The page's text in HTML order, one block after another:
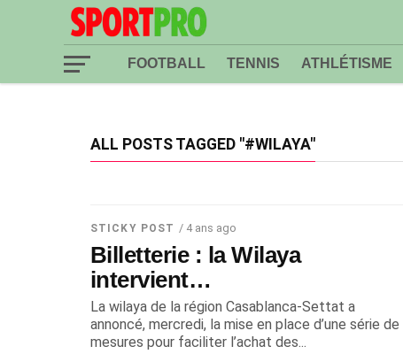
FOOTBALL TENNIS ATHLÉTISME
ALL POSTS TAGGED "#WILAYA"
STICKY POST / 4 ans ago
Billetterie : la Wilaya
intervient…
La wilaya de la région Casablanca-Settat a
annoncé, mercredi, la mise en place d’une série de
mesures pour faciliter l’achat des...